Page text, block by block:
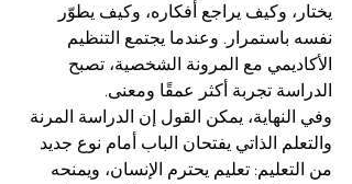
يختار، وكيف يراجع أفكاره، وكيف يطوّر
نفسه باستمرار. وعندما يجتمع التنظيم
الأكاديمي مع المرونة الشخصية، تصبح
الدراسة تجربة أكثر عمقًا ومعنى.
وفي النهاية، يمكن القول إن الدراسة المرنة
والتعلم الذاتي يفتحان الباب أمام نوع جديد
من التعليم: تعليم يحترم الإنسان، ويمنحه